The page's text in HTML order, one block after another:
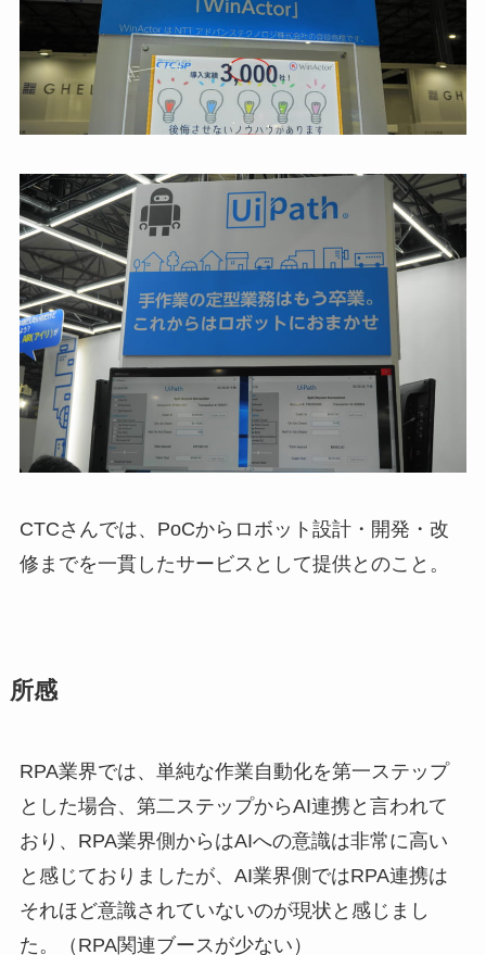
CTCさんでは、PoCからロボット設計・開発・改
修までを一貫したサービスとして提供とのこと。
所感
RPA業界では、単純な作業自動化を第一ステップ
とした場合、第二ステップからAI連携と言われて
おり、RPA業界側からはAIへの意識は非常に高い
と感じておりましたが、AI業界側ではRPA連携は
それほど意識されていないのが現状と感じまし
た。（RPA関連ブースが少ない）